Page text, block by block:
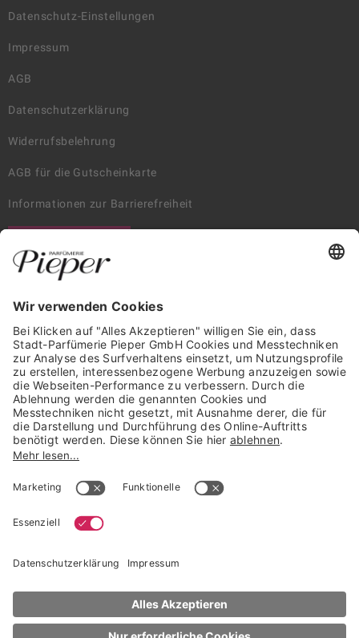
Datenschutz-Einstellungen
Impressum
AGB
Datenschutzerklärung
Widerrufsbelehrung
AGB für die Gutscheinkarte
Informationen zur Barrierefreiheit
Trusted Shops Mitglied seit 2010
* unverbindliche Preisempfehlung der Verbundgruppe beauty alliance
NACH OBEN